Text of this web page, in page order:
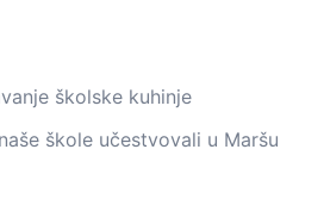
školske kuhinje
škole učestvovali u Maršu